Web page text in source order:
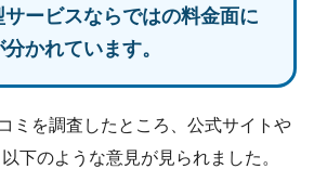
ービスならではの料金面に
かれています。
ミを調査したところ、公式サイトや
下のような意見が見られました。